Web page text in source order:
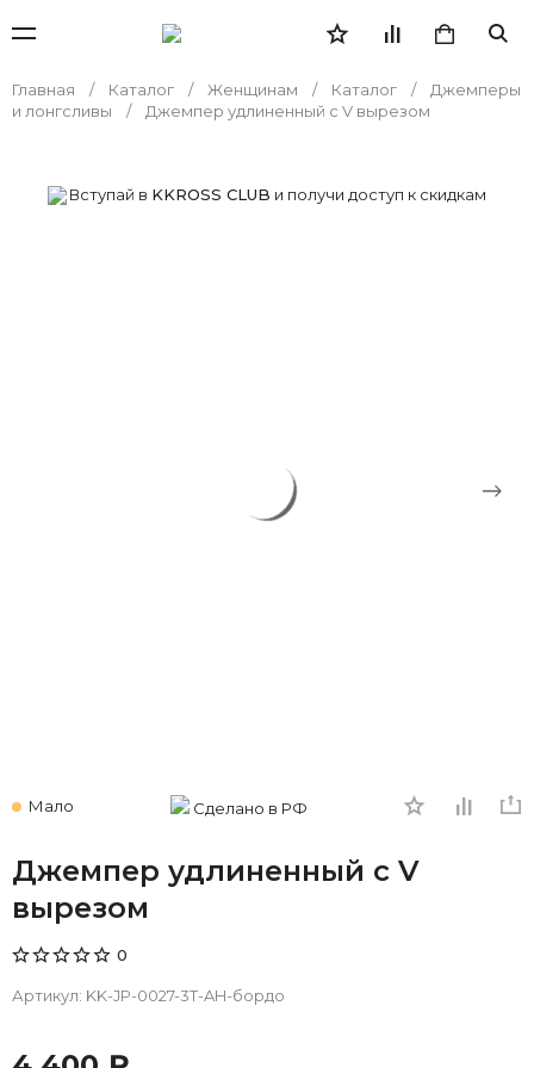
Главная Каталог Женщинам Каталог
Джемперы
и лонгсливы
Джемпер удлиненный с V вырезом
Вступай в KKROSS CLUB и получи доступ к скидкам
Мало Сделано в РФ
Джемпер удлиненный с V
вырезом
0
Артикул: KK-JP-0027-3T-AH-бордо